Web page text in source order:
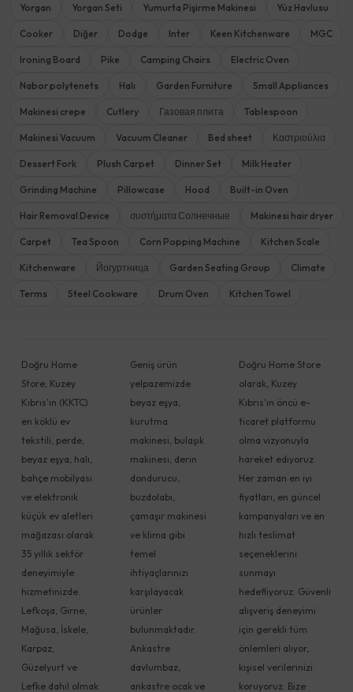
Yorgan Yorgan Seti Yumurta Pişirme Makinesi Yüz Havlusu
Cooker Diğer Dodge Inter Keen Kitchenware MGC
Ironing Board Pike Camping Chairs Electric Oven
Nabor polytenets Halı Garden Furniture Small Appliances
Makinesi crepe Cutlery Газовая плита Tablespoon
Makinesi Vacuum Vacuum Cleaner Bed sheet Καστριούλια
Dessert Fork Plush Carpet Dinner Set Milk Heater
Grinding Machine Pillowcase Hood Built-in Oven
Hair Removal Device συστήματα Солнечные Makinesi hair dryer
Carpet Tea Spoon Corn Popping Machine Kitchen Scale
Kitchenware Йогуртница Garden Seating Group Climate
Terms Steel Cookware Drum Oven Kitchen Towel
Doğru Home
Store, Kuzey
Kıbrıs'ın (KKTC)
en köklü ev
tekstili, perde,
beyaz eşya, halı,
bahçe mobilyası
ve elektronik
küçük ev aletleri
mağazası olarak
35 yıllık sektör
deneyimiyle
hizmetinizde.
Lefkoşa, Girne,
Mağusa, İskele,
Karpaz,
Güzelyurt ve
Lefke dahil olmak
Geniş ürün
yelpazemizde
beyaz eşya,
kurutma
makinesi, bulaşık
makinesi, derin
dondurucu,
buzdolabı,
çamaşır makinesi
ve klima gibi
temel
ihtiyaçlarınızı
karşılayacak
ürünler
bulunmaktadır.
Ankastre
davlumbaz,
ankastre ocak ve
Doğru Home Store
olarak, Kuzey
Kıbrıs'ın öncü e-
ticaret platformu
olma vizyonuyla
hareket ediyoruz.
Her zaman en iyi
fiyatları, en güncel
kampanyaları ve en
hızlı teslimat
seçeneklerini
sunmayı
hedefliyoruz. Güvenli
alışveriş deneyimi
için gerekli tüm
önlemleri alıyor,
kişisel verilerinizi
koruyoruz. Bize